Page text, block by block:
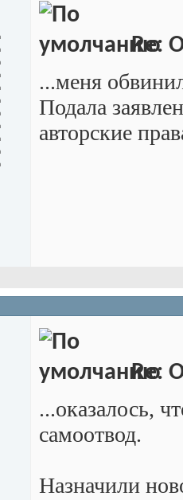
Re:
...меня
Подала
авторские
Re:
...оказалось,
самоотвод.
Назначили